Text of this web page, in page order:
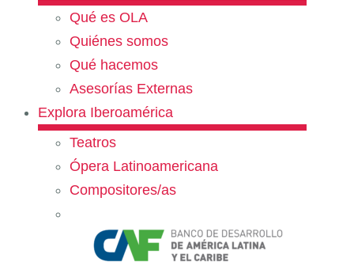
Qué es OLA
Quiénes somos
Qué hacemos
Asesorías Externas
Explora Iberoamérica
Teatros
Ópera Latinoamericana
Compositores/as